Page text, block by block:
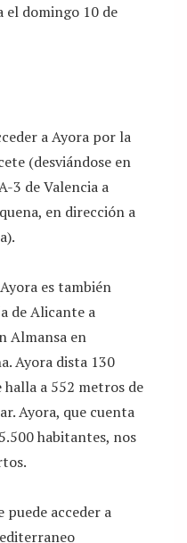
el domingo 10 de
a Ayora por la
(desviándose en
3 de Valencia a
en dirección a
es también
de Alicante a
Almansa en
Ayora dista 130
a 552 metros de
Ayora, que cuenta
habitantes, nos
puede acceder a